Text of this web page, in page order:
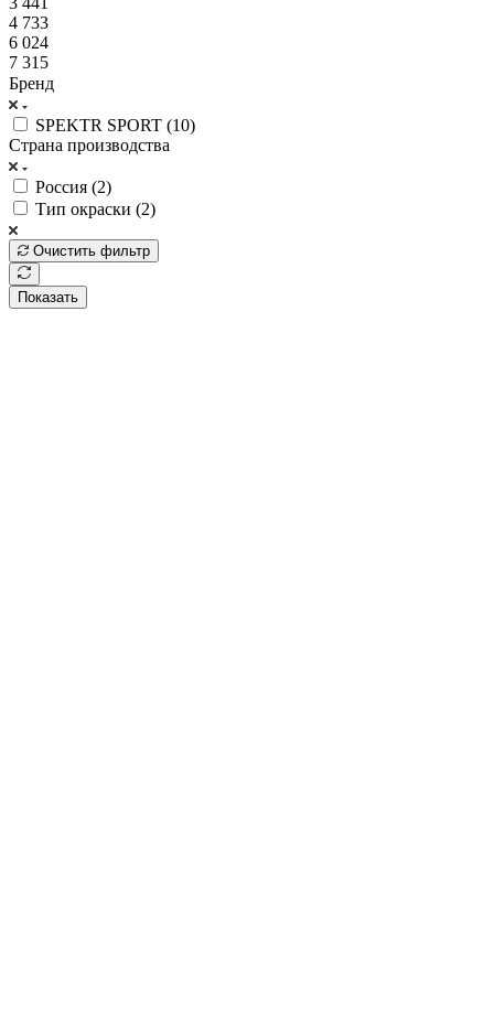
4 733
6 024
7 315
Бренд
SPEKTR SPORT (10)
Страна производства
Россия (2)
Тип окраски (2)
Очистить фильтр
Показать